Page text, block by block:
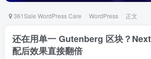
361Sale WordPress Care WordPress 正文
还在用单一 Gutenberg 区块？
配后效果直接翻倍